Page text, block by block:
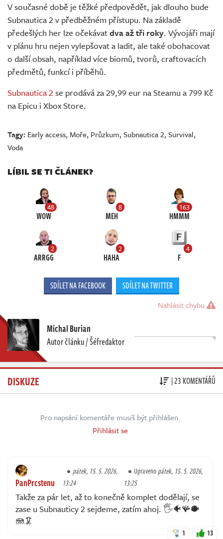
V současné době je těžké předpovědět, jak dlouho bude
Subnautica 2 v předběžném přístupu. Na základě
předešlých her lze očekávatdva až tři roky. Vývojáři mají
v plánu hru nejen vylepšovat a ladit, ale také obohacovat
o další obsah, například více biomů, tvorů, craftovacích
předmětů, funkcí i příběhů.
Subnautica 2 se prodává za 29,99 eur na Steamu a 799 Kč
na Epicu i Xbox Store.
Tagy: Early access, Moře, Průzkum,Subnautica 2,Survival,
Voda
LÍBIL SE TI ČLÁNEK?
48
WOW
8
MEH
163
HMMM
2
ARRGG
2
HAHA
4
F
SDÍLET NA FACEBOOK SDÍLET NA TWITTER
Nahlásit chybu
Michal Burian
Autor článku / Šéfredaktor
DISKUZE | 23 KOMENTÁŘŮ
Pro napsání komentáře musíš být přihlášen.
Přihlásit se
PanPrcstenu
pátek, 15. 5. 2026,
13:24
Upravenopátek, 15. 5. 2026,
13:25
Takže za pár let, až to konečně komplet dodělají, se
zase u Subnauticy 2 sejdeme, zatím ahoj. 🖐️🐠🪸🐡
🪼🦑
1 13